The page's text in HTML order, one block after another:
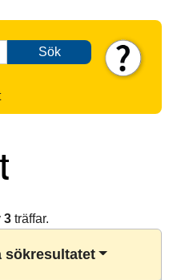
Sök
3träffar.
sökresultatet